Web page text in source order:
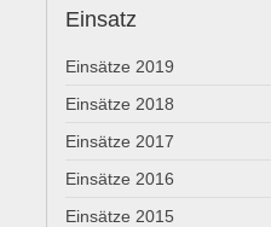
Einsatz
Einsätze 2019
Einsätze 2018
Einsätze 2017
Einsätze 2016
Einsätze 2015